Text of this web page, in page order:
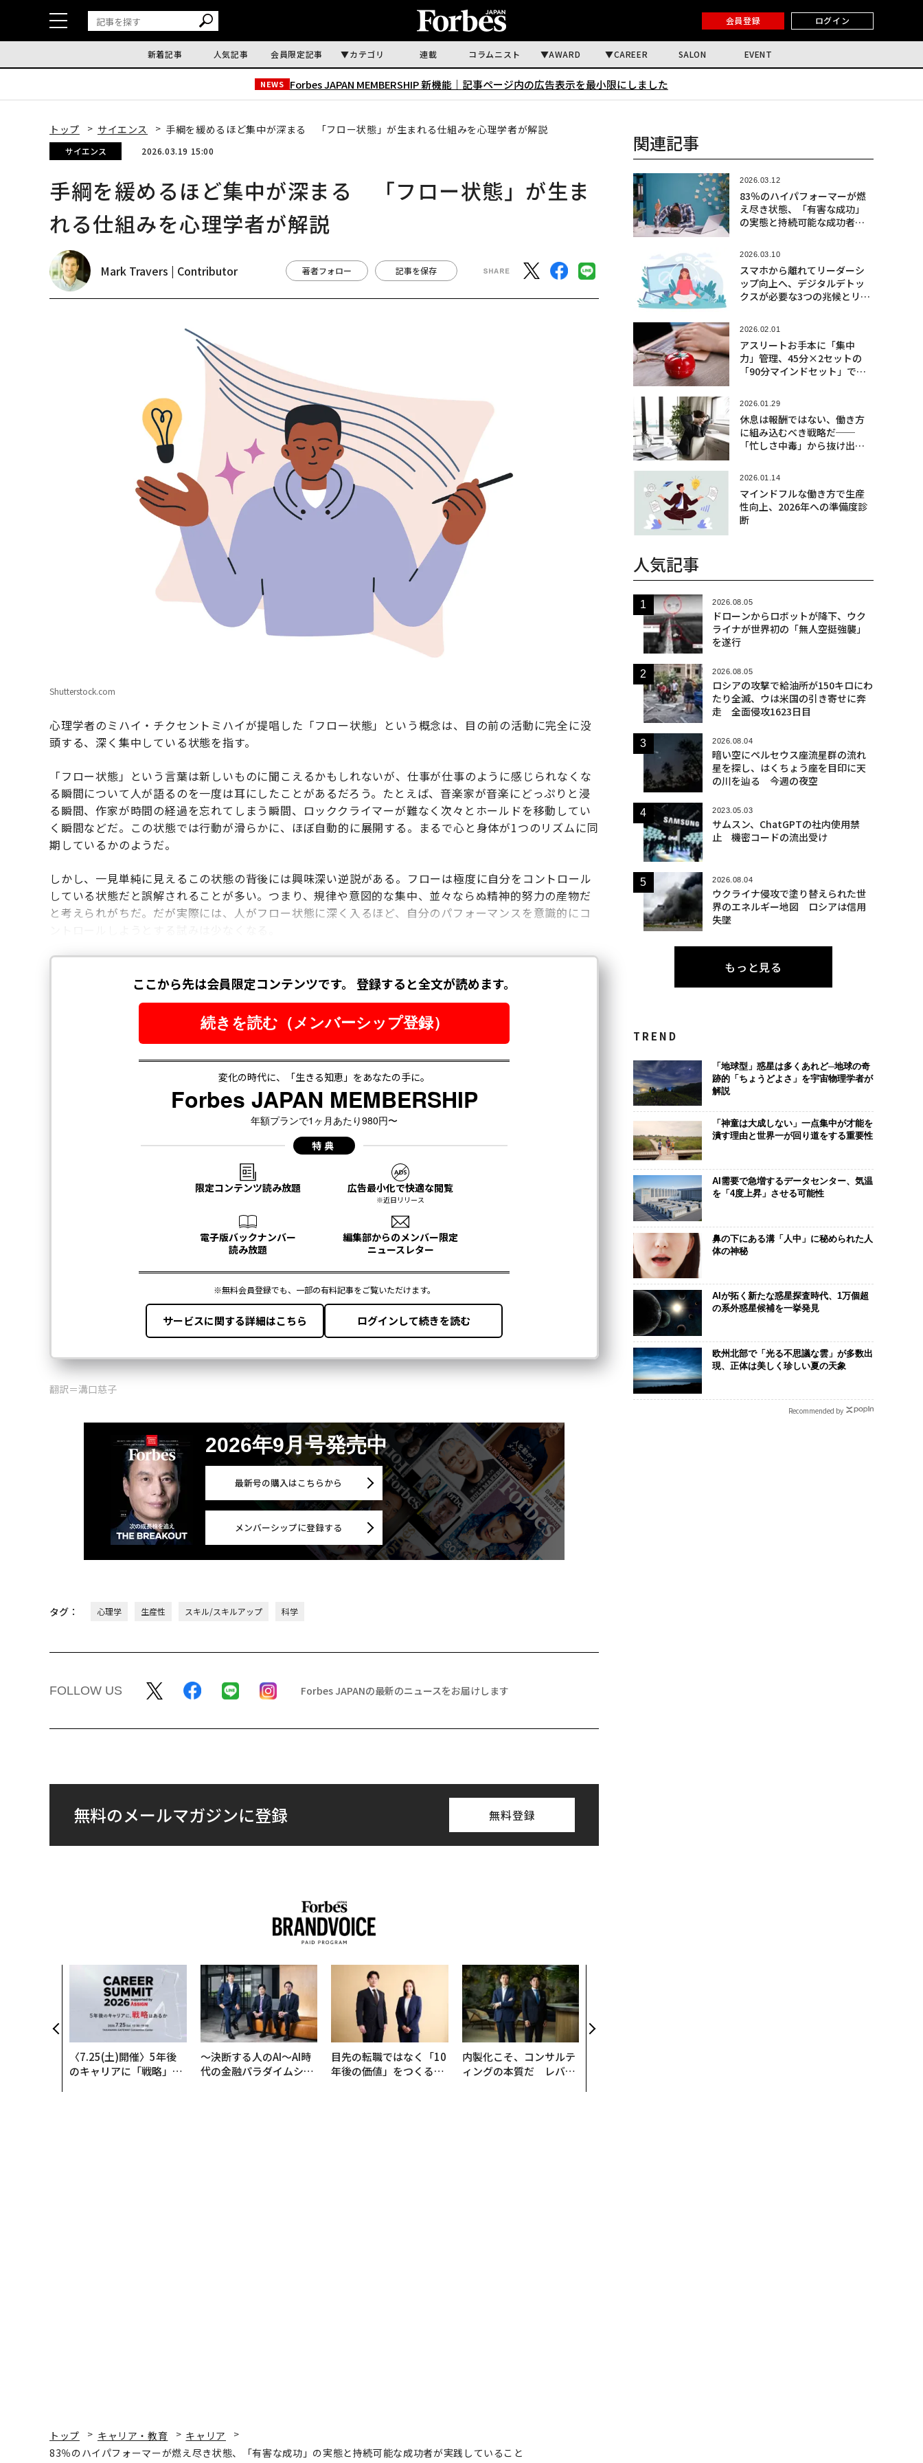
会員登録 ログイン
新着記事 人気記事 会員限定記事 カテゴリ 連載 コラムニスト AWARD CAREER SALON EVENT
NEWS Forbes JAPAN MEMBERSHIP 新機能｜ 記事ページ内の広告表示を最小限にしました
トップ サイエンス 手綱を緩めるほど集中が深まる 「フロー状態」が生まれる仕組みを心理学者が解説
サイエンス 2026.03.19 15:00
手綱を緩めるほど集中が深まる 「フロー状態」が生ま
れる仕組みを心理学者が解説
Mark Travers | Contributor 著者フォロー 記事を保存
Shutterstock.com
心理学者のミハイ・チクセントミハイが提唱した「フロー状態」という概念は、目の前の活動に完全に没
頭する、深く集中している状態を指す。
「フロー状態」という言葉は新しいものに聞こえるかもしれないが、仕事が仕事のように感じられなくな
る瞬間について人が語るのを一度は耳にしたことがあるだろう。たとえば、音楽家が音楽にどっぷりと浸
る瞬間、作家が時間の経過を忘れてしまう瞬間、ロッククライマーが難なく次々とホールドを移動してい
く瞬間などだ。この状態では行動が滑らかに、ほぼ自動的に展開する。まるで心と身体が1つのリズムに同
期しているかのようだ。
しかし、一見単純に見えるこの状態の背後には興味深い逆説がある。フローは極度に自分をコントロール
している状態だと誤解されることが多い。つまり、規律や意図的な集中、並々ならぬ精神的努力の産物だ
と考えられがちだ。だが実際には、人がフロー状態に深く入るほど、自分のパフォーマンスを意識的にコ
翻訳＝溝口慈子
2026年9月号発売中
最新号の購入はこちらから
メンバーシップに登録する
タグ： 心理学 生産性 スキル/スキルアップ 科学
FOLLOW US Forbes JAPANの最新のニュースをお届けします
無料のメールマガジンに登録 無料登録
〈7.25(土)開催〉5年後
のキャリアに「戦略」は
〜決断する人のAI〜AI時
代の金融パラダイムシフ
目先の転職ではなく「10
年後の価値」をつくる─
内製化こそ、コンサルテ
ィングの本質だ レバレ
関連記事
2026.03.12
83％のハイパフォーマーが燃
え尽き状態、「有害な成功」
の実態と持続可能な成功者が
2026.03.10
スマホから離れてリーダーシ
ップ向上へ、デジタルデトッ
クスが必要な3つの兆候とリセ
2026.02.01
アスリートお手本に「集中
力」管理、45分×2セットの
「90分マインドセット」でキ
2026.01.29
休息は報酬ではない、働き方
に組み込むべき戦略だ──
「忙しさ中毒」から抜け出す
2026.01.14
マインドフルな働き方で生産
性向上、2026年への準備度診
断
人気記事
2026.08.05
ドローンからロボットが降下、ウク
ライナが世界初の「無人空挺強襲」
を遂行
2026.08.05
ロシアの攻撃で給油所が150キロにわ
たり全滅、ウは米国の引き寄せに奔
走 全面侵攻1623日目
2026.08.04
暗い空にペルセウス座流星群の流れ
星を探し、はくちょう座を目印に天
の川を辿る 今週の夜空
2023.05.03
サムスン、ChatGPTの社内使用禁
止 機密コードの流出受け
2026.08.04
ウクライナ侵攻で塗り替えられた世
界のエネルギー地図 ロシアは信用
失墜
もっと見る
TREND
「地球型」惑星は多くあれど─地球の奇
跡的「ちょうどよさ」を宇宙物理学者が
解説
「神童は大成しない」一点集中が才能を
潰す理由と世界一が回り道をする重要性
AI需要で急増するデータセンター、気温
を「4度上昇」させる可能性
鼻の下にある溝「人中」に秘められた人
体の神秘
AIが拓く新たな惑星探査時代、1万個超
の系外惑星候補を一挙発見
欧州北部で「光る不思議な雲」が多数出
現、正体は美しく珍しい夏の天象
Recommended by